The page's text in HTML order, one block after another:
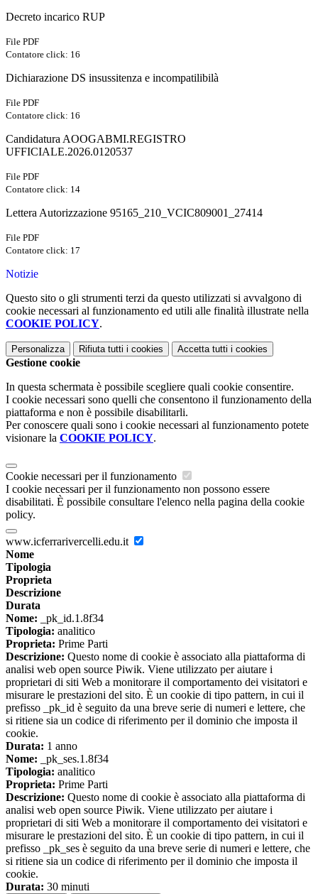
Decreto incarico RUP
File PDF
Contatore click: 16
Dichiarazione DS insussitenza e incompatilibilà
File PDF
Contatore click: 16
Candidatura AOOGABMI.REGISTRO
UFFICIALE.2026.0120537
File PDF
Contatore click: 14
Lettera Autorizzazione 95165_210_VCIC809001_27414
File PDF
Contatore click: 17
Notizie
Questo sito o gli strumenti terzi da questo utilizzati si avvalgono di
cookie necessari al funzionamento ed utili alle finalità illustrate nella
COOKIE POLICY.
Personalizza Rifiuta tutti i cookies Accetta tutti i cookies
Gestione cookie
In questa schermata è possibile scegliere quali cookie consentire.
I cookie necessari sono quelli che consentono il funzionamento della
piattaforma e non è possibile disabilitarli.
Per conoscere quali sono i cookie necessari al funzionamento potete
visionare la COOKIE POLICY.
Cookie necessari per il funzionamento
I cookie necessari per il funzionamento non possono essere
disabilitati. È possibile consultare l'elenco nella pagina della cookie
policy.
www.icferrarivercelli.edu.it
Nome
Tipologia
Proprieta
Descrizione
Durata
Nome: _pk_id.1.8f34
Tipologia: analitico
Proprieta: Prime Parti
Descrizione: Questo nome di cookie è associato alla piattaforma di
analisi web open source Piwik. Viene utilizzato per aiutare i
proprietari di siti Web a monitorare il comportamento dei visitatori e
misurare le prestazioni del sito. È un cookie di tipo pattern, in cui il
prefisso _pk_id è seguito da una breve serie di numeri e lettere, che
si ritiene sia un codice di riferimento per il dominio che imposta il
cookie.
Durata: 1 anno
Nome: _pk_ses.1.8f34
Tipologia: analitico
Proprieta: Prime Parti
Descrizione: Questo nome di cookie è associato alla piattaforma di
analisi web open source Piwik. Viene utilizzato per aiutare i
proprietari di siti Web a monitorare il comportamento dei visitatori e
misurare le prestazioni del sito. È un cookie di tipo pattern, in cui il
prefisso _pk_ses è seguito da una breve serie di numeri e lettere, che
si ritiene sia un codice di riferimento per il dominio che imposta il
cookie.
Durata: 30 minuti